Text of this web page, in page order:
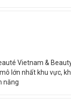
Vietnam &
lớn nhất khu vực,
năng